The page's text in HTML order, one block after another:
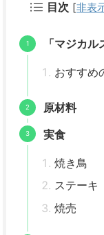
目次 [非表
「マジカ
おすすめ
原材料
実食
焼き鳥
ステーキ
焼売